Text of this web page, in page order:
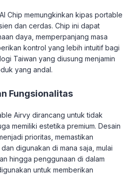
Chip memungkinkan kipas portable
dan cerdas. Chip ini dapat
daya, memperpanjang masa
kontrol yang lebih intuitif bagi
Taiwan yang diusung menjamin
yang andal.
Fungsionalitas
Airvy dirancang untuk tidak
memiliki estetika premium. Desain
prioritas, memastikan
digunakan di mana saja, mulai
hingga penggunaan di dalam
untuk memberikan